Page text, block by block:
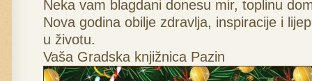
Neka vam blagdani donesu mir, toplinu
Nova godina obilje zdravlja, inspiracije i
u životu.
Vaša Gradska knjižnica Pazin